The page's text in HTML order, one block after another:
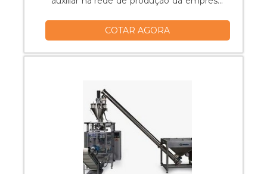
altamente versátil e compacto, o que
de produção e assegura a redução de
adjacentes de material de embalagem. ....
COTAR AGORA